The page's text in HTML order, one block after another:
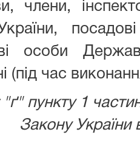
члени,
особи
(під час
"ґ" пункту 1
Закону України